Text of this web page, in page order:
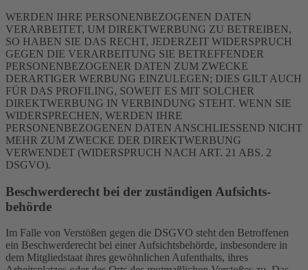
WERDEN IHRE PERSONENBEZOGENEN DATEN
VERARBEITET, UM DIREKTWERBUNG ZU BETREIBEN,
SO HABEN SIE DAS RECHT, JEDERZEIT WIDERSPRUCH
GEGEN DIE VERARBEITUNG SIE BETREFFENDER
PERSONENBEZOGENER DATEN ZUM ZWECKE
DERARTIGER WERBUNG EINZULEGEN; DIES GILT AUCH
FÜR DAS PROFILING, SOWEIT ES MIT SOLCHER
DIREKTWERBUNG IN VERBINDUNG STEHT. WENN SIE
WIDERSPRECHEN, WERDEN IHRE
PERSONENBEZOGENEN DATEN ANSCHLIESSEND NICHT
MEHR ZUM ZWECKE DER DIREKTWERBUNG
VERWENDET (WIDERSPRUCH NACH ART. 21 ABS. 2
DSGVO).
Beschwerde­recht bei der zuständigen Aufsichts­
behörde
Im Falle von Verstößen gegen die DSGVO steht den Betroffenen
ein Beschwerderecht bei einer Aufsichtsbehörde, insbesondere in
dem Mitgliedstaat ihres gewöhnlichen Aufenthalts, ihres